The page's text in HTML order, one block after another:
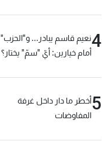
4نعيم قاسم يبادر... و"الحزب"
أمام خيارين: أيّ "سمّ" يختار؟
5أخطر ما دار داخل غرفة
المفاوضات